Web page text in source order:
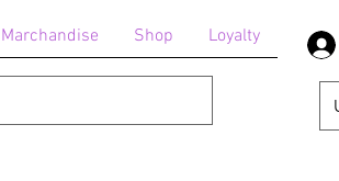
Marchandise Shop Loyalty